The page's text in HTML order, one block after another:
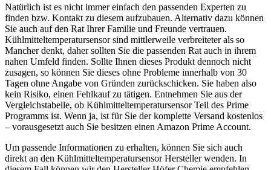
Natürlich ist es nicht immer einfach den passenden Experten zu
finden bzw. Kontakt zu diesem aufzubauen. Alternativ dazu können
Sie auch auf den Rat Ihrer Familie und Freunde vertrauen.
Kühlmitteltemperatursensor sind mittlerweile verbreiteter als so
Mancher denkt, daher sollten Sie die passenden Rat auch in ihrem
nahen Umfeld finden. Sollte Ihnen dieses Produkt dennoch nicht
zusagen, so können Sie dieses ohne Probleme innerhalb von 30
Tagen ohne Angabe von Gründen zurückschicken. Sie haben also
kein Risiko, einen Fehlkauf zu tätigen. Entnehmen Sie aus der
Vergleichstabelle, ob Kühlmitteltemperatursensor Teil des Prime
Programms ist. Wenn ja, ist für Sie der komplette Versand kostenlos
– vorausgesetzt auch Sie besitzen einen Amazon Prime Account.
Um passende Informationen zu erhalten, können Sie sich auch
direkt an den Kühlmitteltemperatursensor Hersteller wenden. In